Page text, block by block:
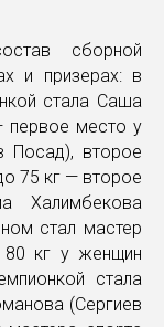
сборной
и призерах: в
стала Саша
первое место у
Посад), второе
75 кг — второе
Халимбекова
стал мастер
80 кг у женщин
стала
(Сергиев